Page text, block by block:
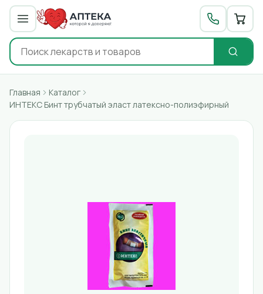
Главная
Каталог
ИНТЕКС Бинт трубчатый эласт латексно-полиэфирный